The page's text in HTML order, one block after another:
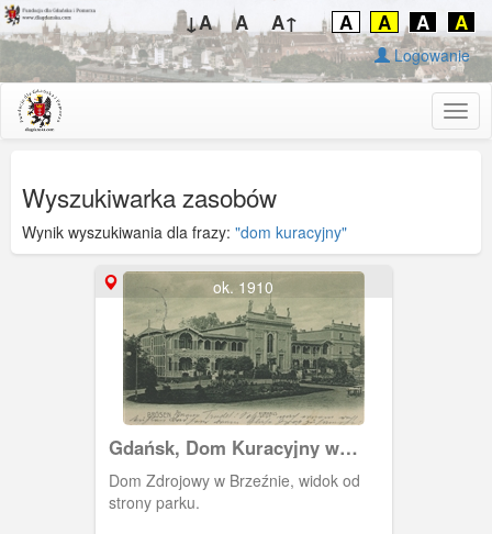
↓A A A↑ A A A A
Logowanie
Wyszukiwarka zasobów
Wynik wyszukiwania dla frazy: "dom kuracyjny"
ok. 1910
Gdańsk, Dom Kuracyjny w
parku w Brzeźnie
Dom Zdrojowy w Brzeźnie, widok od
strony parku.